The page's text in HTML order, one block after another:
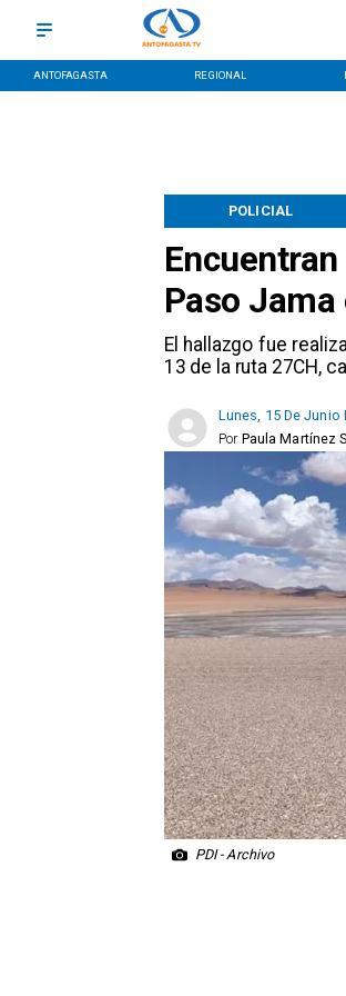
ANTOFAGASTA REGIONAL
Paso Jama
El hallazgo fue
13 de la ruta 27CH,
POLICIAL
Lunes, 15 De Junio
Paula Martínez
Por
PDI - Archivo